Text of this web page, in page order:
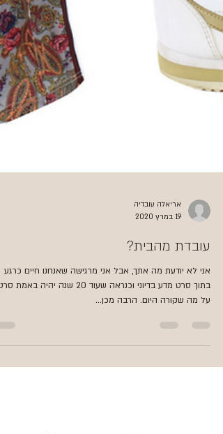
אריאלה עובדיה
עובדת מהבית?
אני לא יודעת מה אתך, אבל אני מרגישה שאנחנו חיים כרגע
על מה שקורה היום. הרבה מכן...